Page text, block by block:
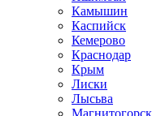
Камышин
Каспийск
Кемерово
Краснодар
Крым
Лиски
Лысьва
Магнитогорск